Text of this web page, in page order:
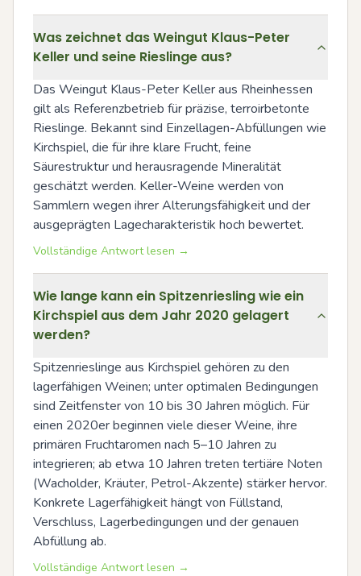
Was zeichnet das Weingut Klaus-Peter
Keller und seine Rieslinge aus?
Das Weingut Klaus-Peter Keller aus Rheinhessen
gilt als Referenzbetrieb für präzise, terroirbetonte
Rieslinge. Bekannt sind Einzellagen-Abfüllungen wie
Kirchspiel, die für ihre klare Frucht, feine
Säurestruktur und herausragende Mineralität
geschätzt werden. Keller-Weine werden von
Sammlern wegen ihrer Alterungsfähigkeit und der
ausgeprägten Lagecharakteristik hoch bewertet.
Vollständige Antwort lesen →
Wie lange kann ein Spitzenriesling wie ein
Kirchspiel aus dem Jahr 2020 gelagert
werden?
Spitzenrieslinge aus Kirchspiel gehören zu den
lagerfähigen Weinen; unter optimalen Bedingungen
sind Zeitfenster von 10 bis 30 Jahren möglich. Für
einen 2020er beginnen viele dieser Weine, ihre
primären Fruchtaromen nach 5–10 Jahren zu
integrieren; ab etwa 10 Jahren treten tertiäre Noten
(Wacholder, Kräuter, Petrol-Akzente) stärker hervor.
Konkrete Lagerfähigkeit hängt von Füllstand,
Verschluss, Lagerbedingungen und der genauen
Abfüllung ab.
Vollständige Antwort lesen →